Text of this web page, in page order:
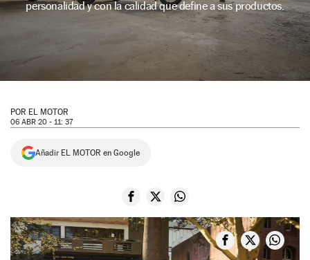
NEWSLETTER
SÍGUENOS
personalidad y con la calidad que define a sus productos.
POR EL MOTOR
06 ABR 20 - 11: 37
Añadir EL MOTOR en Google